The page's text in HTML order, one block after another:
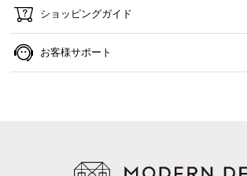
ショッピングガイド
お客様サポート